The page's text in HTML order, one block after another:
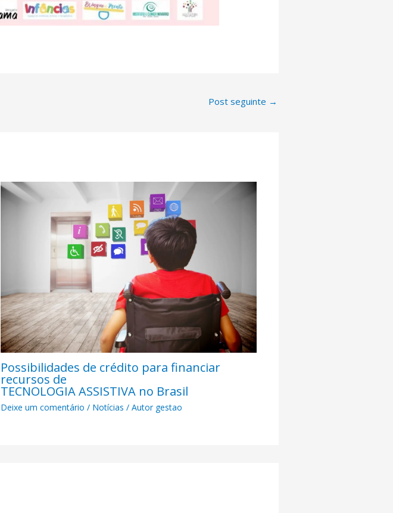
Post seguinte →
Possibilidades de crédito para financiar
recursos de
TECNOLOGIA ASSISTIVA no Brasil
Deixe um comentário / Notícias / Autor gestao